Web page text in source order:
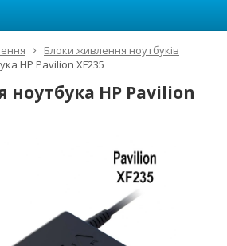
Блоки живлення ноутбуків
HP Pavilion XF235
ноутбука HP Pavilion